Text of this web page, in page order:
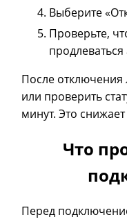
Выберите
Проверьте,
После
или проверить
минут. Это
Что
Перед